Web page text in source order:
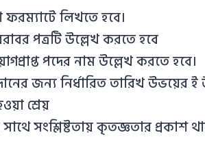
লিখতে হবে।
পত্রটি উল্লেখ করতে হবে
পদের নাম উল্লেখ করতে হবে।
জন্য নির্ধারিত তারিখ উভয়ের ই
শ্রেয়
সাথে সংশ্লিষ্টতায় কৃতজ্ঞতার প্রকাশ